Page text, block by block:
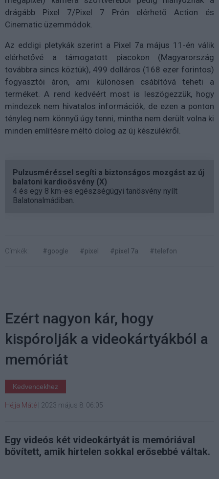
drágább Pixel 7/Pixel 7 Prón elérhető Action és
Cinematic üzemmódok.
Az eddigi pletykák szerint a Pixel 7a május 11-én válik
elérhetővé a támogatott piacokon (Magyarország
továbbra sincs köztük), 499 dolláros (168 ezer forintos)
fogyasztói áron, ami különösen csábítóvá teheti a
terméket. A rend kedvéért most is leszögezzük, hogy
mindezek nem hivatalos információk, de ezen a ponton
tényleg nem könnyű úgy tenni, mintha nem derült volna ki
minden említésre méltó dolog az új készülékről.
Pulzusméréssel segíti a biztonságos mozgást az új
balatoni kardioösvény (X)
4 és egy 8 km-es egészségügyi tanösvény nyílt
Balatonalmádiban.
Címkék: #google #pixel #pixel 7a #telefon
Ezért nagyon kár, hogy
kispórolják a videokártyákból a
memóriát
Kedvencekhez
Héjja Máté 2023 május 8. 06:05
Egy videós két videokártyát is memóriával
bővített, amik hirtelen sokkal erősebbé váltak.